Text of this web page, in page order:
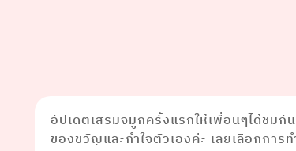
อัปเดตเสริมจมูกครั้งแรกให้เพื่อนๆได้ชม
ของขวัญและกำใจตัวเองค่ะ เลยเลือกกา